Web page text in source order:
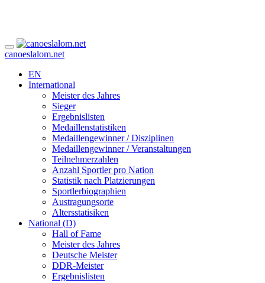
canoeslalom.net
EN
International
Meister des Jahres
Sieger
Ergebnislisten
Medaillenstatistiken
Medaillengewinner / Disziplinen
Medaillengewinner / Veranstaltungen
Teilnehmerzahlen
Anzahl Sportler pro Nation
Statistik nach Platzierungen
Sportlerbiographien
Austragungsorte
Altersstatisiken
National (D)
Hall of Fame
Meister des Jahres
Deutsche Meister
DDR-Meister
Ergebnislisten